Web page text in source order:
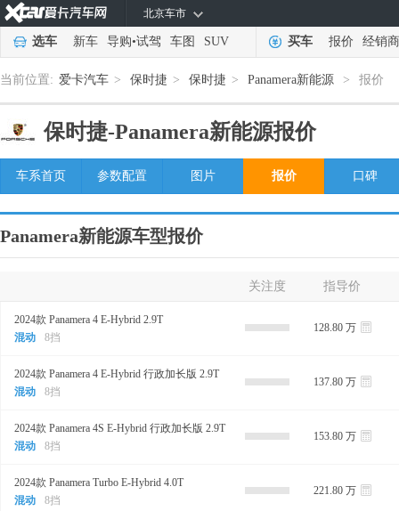
北京车市
选车 新车 导购•试驾 车图 SUV 买车 报价 经销商
当前位置: 爱卡汽车 > 保时捷 > 保时捷 > Panamera新能源 > 报价
保时捷-Panamera新能源报价
车系首页 参数配置 图片 报价 口碑
Panamera新能源车型报价
关注度 指导价
2024款 Panamera 4 E-Hybrid 2.9T
混动
8挡
128.80 万
2024款 Panamera 4 E-Hybrid 行政加长版 2.9T
混动
8挡
137.80 万
2024款 Panamera 4S E-Hybrid 行政加长版 2.9T
混动
8挡
153.80 万
2024款 Panamera Turbo E-Hybrid 4.0T
混动
8挡
221.80 万